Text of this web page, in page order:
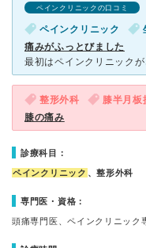
ペインクリニックの口コミ
ペインクリニック
痛みがふっとびました
整形外科 膝半月板
膝の痛み
診療科目：
ペインクリニック 、整形外科
専門医・資格：
頭痛専門医、ペインクリニック